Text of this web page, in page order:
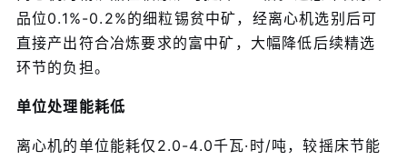
品位0.1%-0.2%的细粒锡贫中矿，经离心机选别后可
直接产出符合冶炼要求的富中矿，大幅降低后续精选
环节的负担。
单位处理能耗低
离心机的单位能耗仅2.0-4.0千瓦·时/吨，较摇床节能